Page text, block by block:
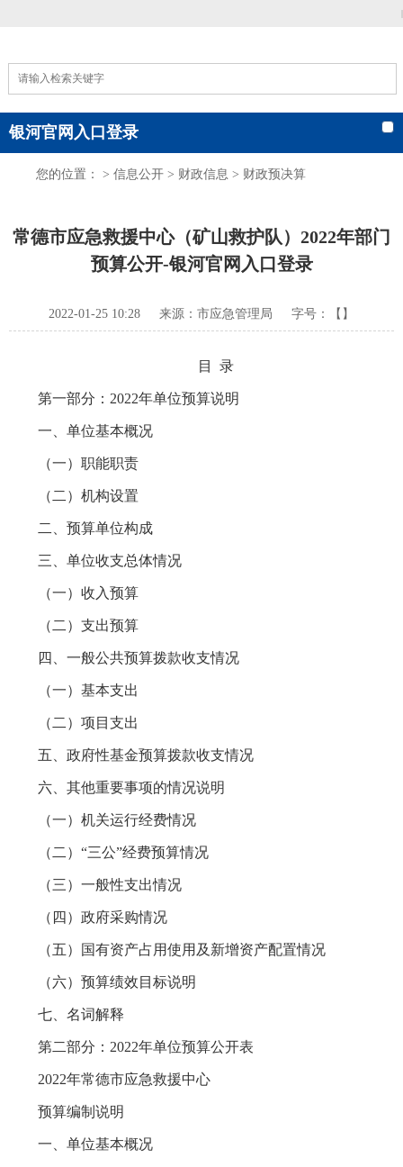
|
银河官网入口登录
您的位置： > 信息公开 > 财政信息 > 财政预决算
常德市应急救援中心（矿山救护队）2022年部门
预算公开-银河官网入口登录
2022-01-25 10:28 来源：市应急管理局 字号：【】
目 录
第一部分：2022年单位预算说明
一、单位基本概况
（一）职能职责
（二）机构设置
二、预算单位构成
三、单位收支总体情况
（一）收入预算
（二）支出预算
四、一般公共预算拨款收支情况
（一）基本支出
（二）项目支出
五、政府性基金预算拨款收支情况
六、其他重要事项的情况说明
（一）机关运行经费情况
（二）“三公”经费预算情况
（三）一般性支出情况
（四）政府采购情况
（五）国有资产占用使用及新增资产配置情况
（六）预算绩效目标说明
七、名词解释
第二部分：2022年单位预算公开表
2022年常德市应急救援中心
预算编制说明
一、单位基本概况